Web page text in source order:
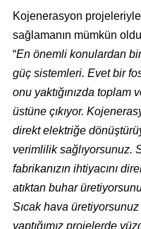
Kojenerasyon
sağlamanın mümkün
“En önemli konulardan
güç sistemleri. Evet bir
onu yaktığınızda toplam
üstüne çıkıyor.
direkt elektriğe
verimlilik sağlıyorsunuz.
fabrikanızın ihtiyacını
atıktan buhar
Sıcak hava üretiyorsunuz
yaptığımız projelerde